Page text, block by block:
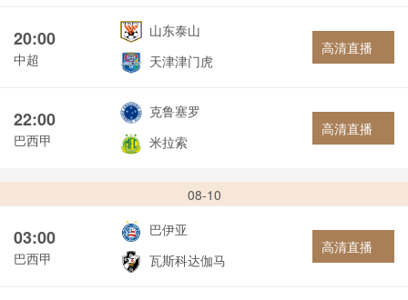
20:00
中超
山东泰山
天津津门虎
高清直播
22:00
巴西甲
克鲁塞罗
米拉索
高清直播
08-10
03:00
巴西甲
巴伊亚
瓦斯科达伽马
高清直播